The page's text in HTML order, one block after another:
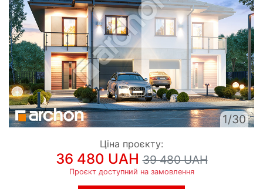
1/30
Ціна проєкту:
36 480 UAH39 480 UAH
Проєкт доступний на замовлення